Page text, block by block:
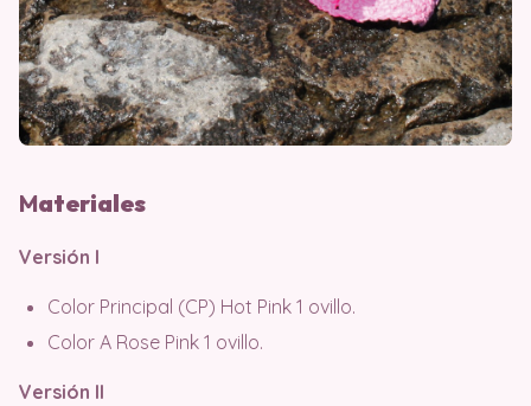
Materiales
Versión I
Color Principal (CP) Hot Pink 1 ovillo.
Color A Rose Pink 1 ovillo.
Versión II